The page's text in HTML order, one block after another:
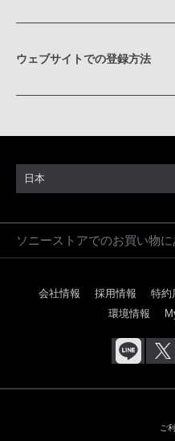
ウェブサイトでの登録方法
日本
ソニーストアでのお買い物に
会社情報 採用情報 特約
環境情報
ご